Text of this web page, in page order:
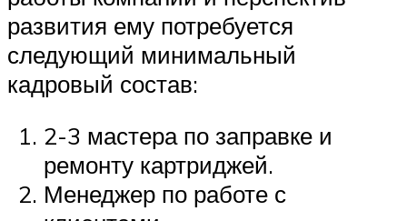
развития ему потребуется
следующий минимальный
кадровый состав:
2-3 мастера по заправке и
ремонту картриджей.
Менеджер по работе с